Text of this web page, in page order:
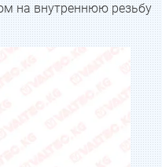
на внутреннюю резьбу